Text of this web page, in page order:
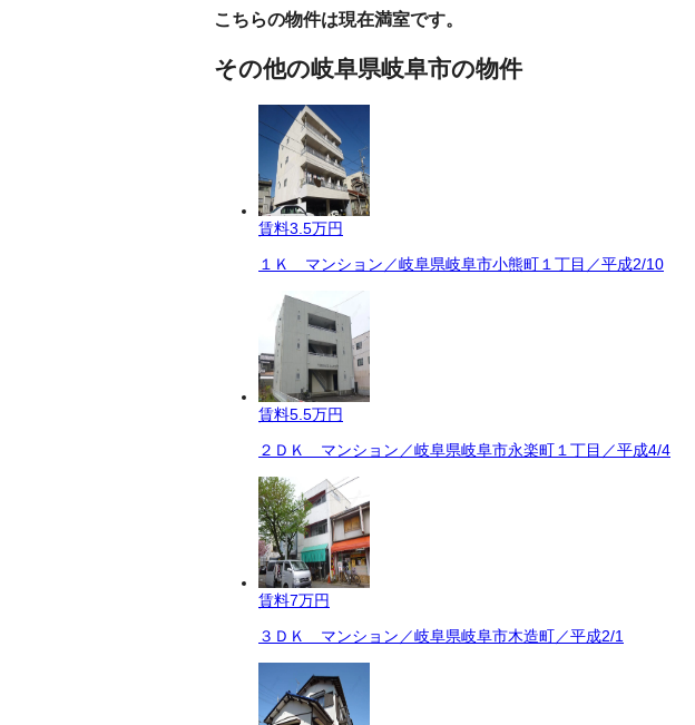
こちらの物件は現在満室です。
その他の岐阜県岐阜市の物件
賃料3.5万円
１Ｋ マンション／岐阜県岐阜市小熊町１丁目／平成2/10
賃料5.5万円
２ＤＫ マンション／岐阜県岐阜市永楽町１丁目／平成4/4
賃料7万円
３ＤＫ マンション／岐阜県岐阜市木造町／平成2/1